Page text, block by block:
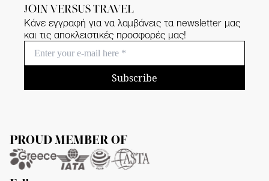
JOIN VERSUS TRAVEL
Κάνε εγγραφή για να λαμβάνεις τα newsletter μας
και τις αποκλειστικές προσφορές μας!
Subscribe
PROUD MEMBER OF